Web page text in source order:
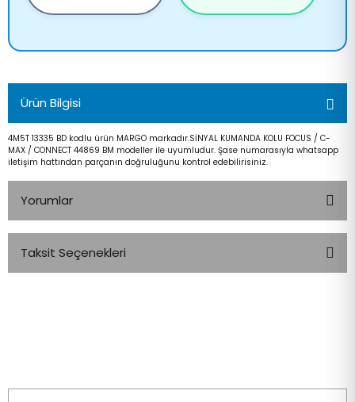
Ürün Bilgisi
4M5T 13335 BD kodlu ürün MARGO markadır.SİNYAL KUMANDA KOLU FOCUS / C-
MAX / CONNECT 44869 BM modeller ile uyumludur. Şase numarasıyla whatsapp
iletişim hattından parçanın doğruluğunu kontrol edebilirisiniz.
Yorumlar
Taksit Seçenekleri